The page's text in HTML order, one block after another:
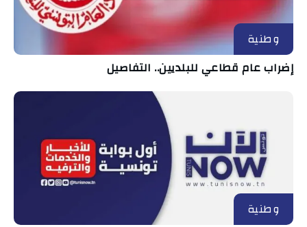
وطنية
إضراب عام قطاعي للبلديين.. التفاصيل
وطنية